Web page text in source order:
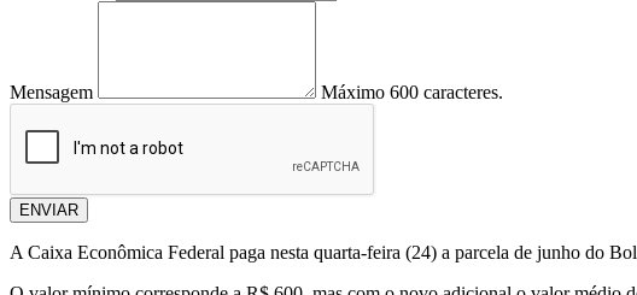
Mensagem Máximo 600 caracteres.
ENVIAR
A Caixa Econômica Federal paga nesta quarta-feira (24) a parcela de junho do